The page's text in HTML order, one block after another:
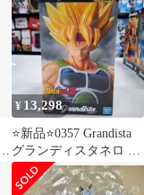
悟飯 他まとめ売り
¥ 13,298
⭐新品⭐0357 Grandista
グランディスタネロ バ
ーダック